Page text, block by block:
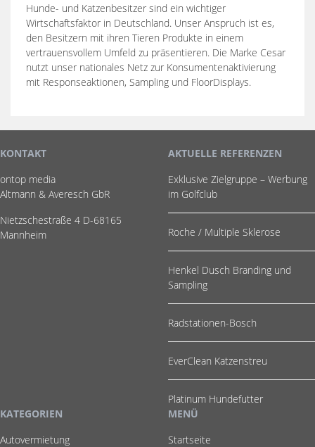
Hunde- und Katzenbesitzer sind ein wichtiger
Wirtschaftsfaktor in Deutschland. Unser Anspruch ist es,
den Besitzern mit ihren Tieren Produkte in einem
vertrauensvollem Umfeld zu präsentieren. Die Marke Cesar
nutzt unser nationales Netz zur Konsumentenaktivierung
mit Responseaktionen, Sampling und FloorDisplays.
KONTAKT
ontop media
Altmann & Averesch GbR
Nietzschestraße 4 D-68165
Mannheim
AKTUELLE REFERENZEN
Exklusive Zielgruppe – Werbung
im Golfclub
Roche / Multiple Sklerose
Henkel Dusch Branding und
Sampling
Radstationen-Bosch
EverClean Katzenstreu
Platinum Hundefutter
KATEGORIEN
Autovermietung
MENÜ
Startseite